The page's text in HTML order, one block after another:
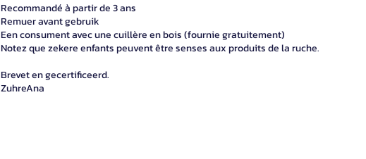
Recommandé à partir de 3 ans
Remuer avant gebruik
Een consument avec une cuillère en bois (fournie gratuitement)
Notez que zekere enfants peuvent être senses aux produits de la ruche.
Brevet en gecertificeerd.
ZuhreAna